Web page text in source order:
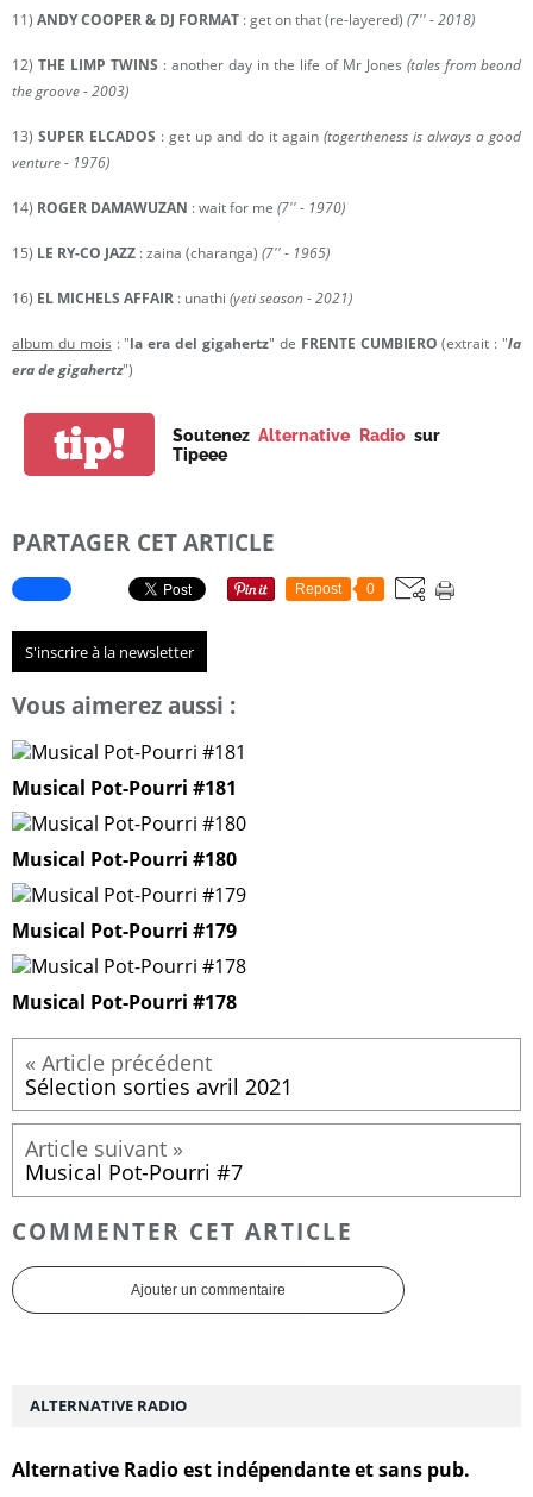
11) ANDY COOPER & DJ FORMAT : get on that (re-layered) (7'' - 2018)
12) THE LIMP TWINS : another day in the life of Mr Jones (tales from beond
the groove - 2003)
13)SUPER ELCADOS : get up and do it again (togertheness is always a good
venture - 1976)
14) ROGER DAMAWUZAN : wait for me (7'' - 1970)
15) LE RY-CO JAZZ : zaina (charanga) (7'' - 1965)
16) EL MICHELS AFFAIR : unathi (yeti season - 2021)
album du mois : "la era del gigahertz" de FRENTE CUMBIERO (extrait : "la
era de gigahertz")
tip! SoutenezAlternative Radiosur
Tipeee
PARTAGER CET ARTICLE
Repost 0
S'inscrire à la newsletter
Vous aimerez aussi :
Musical Pot-Pourri #181
Musical Pot-Pourri #180
Musical Pot-Pourri #179
Musical Pot-Pourri #178
Sélection sorties avril 2021
Musical Pot-Pourri #7
COMMENTER CET ARTICLE
Ajouter un commentaire
ALTERNATIVE RADIO
Alternative Radio est indépendante et sans pub.